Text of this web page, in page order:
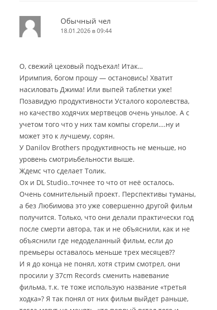
Обычный чел
18.01.2026 в 09:44
О, свежий цеховый подъехал! Итак…
Иримпия, богом прошу — остановись! Хватит
насиловать Джима! Или выпей таблетки уже!
Позавидую продуктивности Усталого королевства,
но качество ходячих мертвецов очень унылое. А с
учетом того что у них там компы сгорели….ну и
может это к лучшему, сорян.
У Danilov Brothers продуктивность не меньше, но
уровень смотриьбельности выше.
Ждемс что сделает Толик.
Ох и DL Studio..точнее то что от неё осталось.
Очень сомнительный проект. Перспективы туманы,
а без Любимова это уже совершенно другой фильм
получится. Только, что они делали практически год
после смерти автора, так и не объяснили, как и не
объяснили где недоделанный фильм, если до
премьеры оставалось меньше трех месяцев??
И я до конца не понял, хотя стрим смотрел, они
просили у 37cm Records сменить навевание
фильма, т.к. те тоже использую название «третья
ходка»? Я так понял от них фильм выйдет раньше,